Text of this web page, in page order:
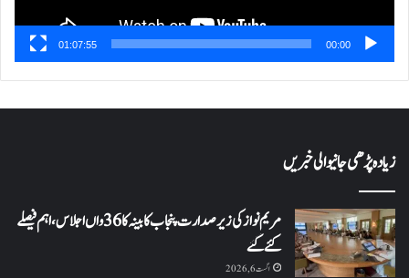
00:00
01:07:55
زیادہ پڑھی جانیوالی خبریں
مریم نواز کی زیر صدارت پنجاب کابینہ کا 36واں اجلاس،اہم فیصلے
کئے گئے
اگست 6, 2026